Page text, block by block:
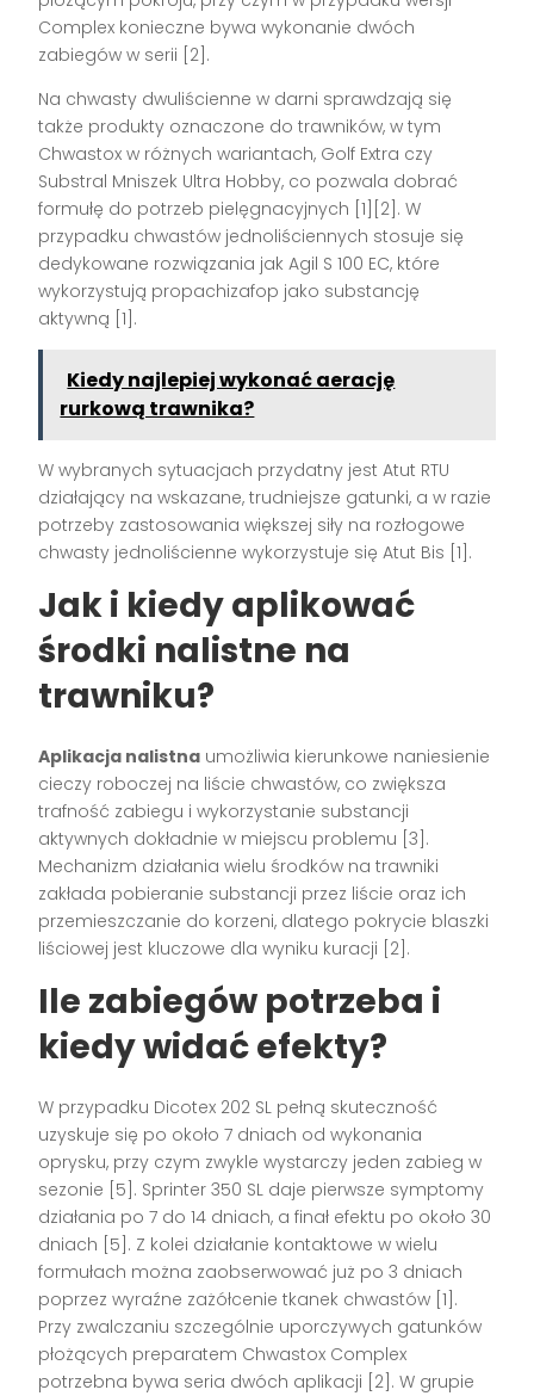
Complex konieczne bywa wykonanie dwóch
zabiegów w serii [2].
Na chwasty dwuliścienne w darni sprawdzają się
także produkty oznaczone do trawników, w tym
Chwastox w różnych wariantach, Golf Extra czy
Substral Mniszek Ultra Hobby, co pozwala dobrać
formułę do potrzeb pielęgnacyjnych [1][2]. W
przypadku chwastów jednoliściennych stosuje się
dedykowane rozwiązania jak Agil S 100 EC, które
wykorzystują propachizafop jako substancję
aktywną [1].
Kiedy najlepiej wykonać aerację
rurkową trawnika?
W wybranych sytuacjach przydatny jest Atut RTU
działający na wskazane, trudniejsze gatunki, a w razie
potrzeby zastosowania większej siły na rozłogowe
chwasty jednoliścienne wykorzystuje się Atut Bis [1].
Jak i kiedy aplikować
środki nalistne na
trawniku?
Aplikacja nalistna umożliwia kierunkowe naniesienie
cieczy roboczej na liście chwastów, co zwiększa
trafność zabiegu i wykorzystanie substancji
aktywnych dokładnie w miejscu problemu [3].
Mechanizm działania wielu środków na trawniki
zakłada pobieranie substancji przez liście oraz ich
przemieszczanie do korzeni, dlatego pokrycie blaszki
liściowej jest kluczowe dla wyniku kuracji [2].
Ile zabiegów potrzeba i
kiedy widać efekty?
W przypadku Dicotex 202 SL pełną skuteczność
uzyskuje się po około 7 dniach od wykonania
oprysku, przy czym zwykle wystarczy jeden zabieg w
sezonie [5]. Sprinter 350 SL daje pierwsze symptomy
działania po 7 do 14 dniach, a finał efektu po około 30
dniach [5]. Z kolei działanie kontaktowe w wielu
formułach można zaobserwować już po 3 dniach
poprzez wyraźne zażółcenie tkanek chwastów [1].
Przy zwalczaniu szczególnie uporczywych gatunków
płożących preparatem Chwastox Complex
potrzebna bywa seria dwóch aplikacji [2]. W grupie